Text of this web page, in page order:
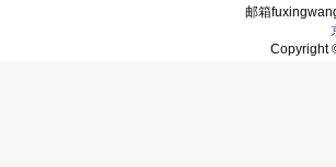
邮箱
Copyright